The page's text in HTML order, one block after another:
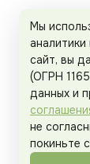
Мы
сайт, вы
(ОГРН
данных и
не
покиньте